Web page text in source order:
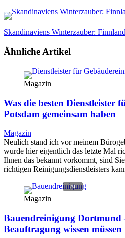
Skandinaviens Winterzauber:
Ähnliche Artikel
Magazin
Was die besten Dienstleister
Potsdam gemeinsam haben
Magazin
Neulich stand ich vor meinem
wurde hier eigentlich das letzte Mal
Ihnen das bekannt vorkommt, sind
richtigen Reinigungsdienstleisters
Magazin
Bauendreinigung Dortmund
Beauftragung wissen müssen